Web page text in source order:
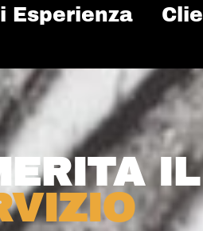
Esperienza
IL